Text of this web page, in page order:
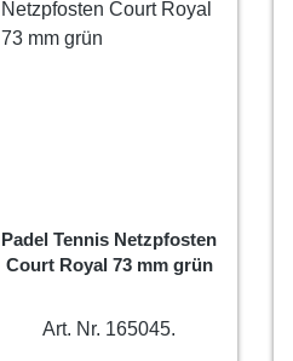
Padel Tennis Netzpfosten
Court Royal 73 mm grün
Art. Nr. 165045.